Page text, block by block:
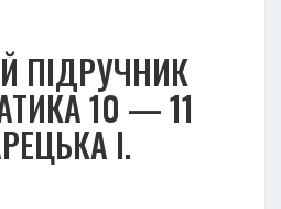
ПІДРУЧНИК
10 — 11
І.